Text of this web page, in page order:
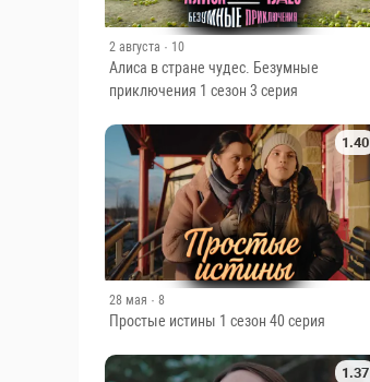
2 августа · 10
Алиса в стране чудес. Безумные
приключения 1 сезон 3 серия
1.40
28 мая · 8
Простые истины 1 сезон 40 серия
1.37